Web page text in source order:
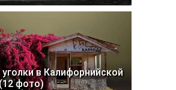
в Калифорнийской
фото)